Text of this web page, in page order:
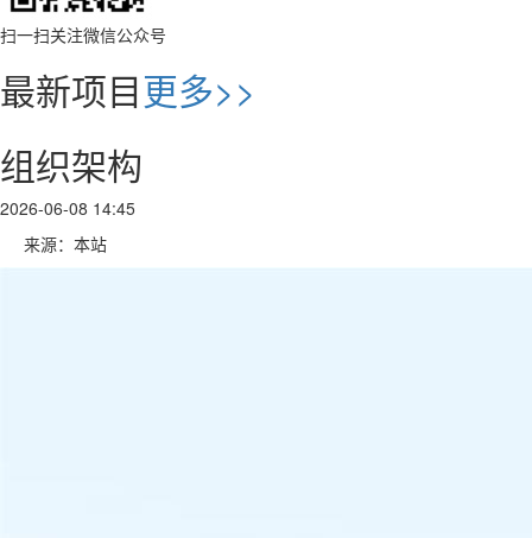
扫一扫关注微信公众号
最新项目更多>>
组织架构
2026-06-08 14:45
来源：本站